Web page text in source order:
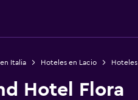
Italia Hoteles en Lacio Hoteles
Hotel Flora